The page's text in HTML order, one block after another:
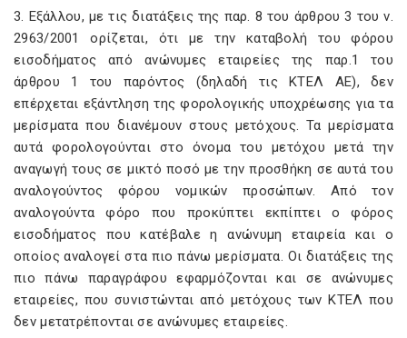
3. Εξάλλου, με τις διατάξεις της παρ. 8 του άρθρου 3 του ν.
2963/2001 ορίζεται, ότι με την καταβολή του φόρου
εισοδήματος από ανώνυμες εταιρείες της παρ.1 του
άρθρου 1 του παρόντος (δηλαδή τις ΚΤΕΛ ΑΕ), δεν
επέρχεται εξάντληση της φορολογικής υποχρέωσης για τα
μερίσματα που διανέμουν στους μετόχους. Τα μερίσματα
αυτά φορολογούνται στο όνομα του μετόχου μετά την
αναγωγή τους σε μικτό ποσό με την προσθήκη σε αυτά του
αναλογούντος φόρου νομικών προσώπων. Από τον
αναλογούντα φόρο που προκύπτει εκπίπτει ο φόρος
εισοδήματος που κατέβαλε η ανώνυμη εταιρεία και ο
οποίος αναλογεί στα πιο πάνω μερίσματα. Οι διατάξεις της
πιο πάνω παραγράφου εφαρμόζονται και σε ανώνυμες
εταιρείες, που συνιστώνται από μετόχους των ΚΤΕΛ που
δεν μετατρέπονται σε ανώνυμες εταιρείες.